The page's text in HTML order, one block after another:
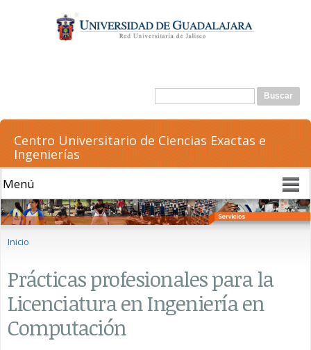
contenido
principal
Formulario de búsqueda
Buscar
Centro Universitario de Ciencias Exactas e
Ingenierías
Inicio
Prácticas profesionales para la
Licenciatura en Ingeniería en
Computación